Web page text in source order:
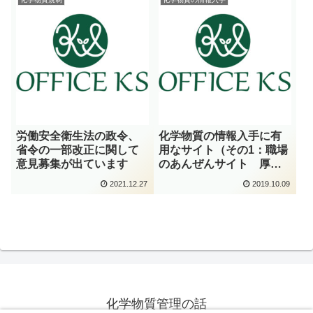
労働安全衛生法の政令、
省令の一部改正に関して
意見募集が出ています
2021.12.27
化学物質の情報入手に有
用なサイト（その1：職場
のあんぜんサイト 厚生
2019.10.09
化学物質管理の話